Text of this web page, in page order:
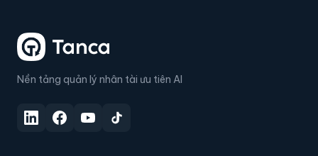
Nền tảng quản lý nhân tài ưu tiên AI